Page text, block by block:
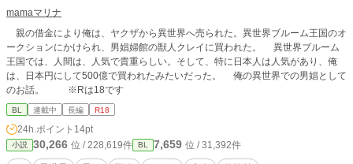
mamaマリナ
親の借金により俺は、ヤクザから異世界へ売られた。異世界ブルーム王国のオ
ークションにかけられ、男娼婦館の獣人クレイに買われた。 異世界ブルーム
王国では、人間は、人気で貴重らしい。そして、特に日本人は人気があり、俺
は、日本円にして500億で買われたみたいだった。 俺の異世界での男娼として
のお話。 ※Rは18です
BL 連載中 長編 R18
24h.ポイント 14pt
小説 30,266 位 / 228,619件 BL 7,659 位 / 31,392件